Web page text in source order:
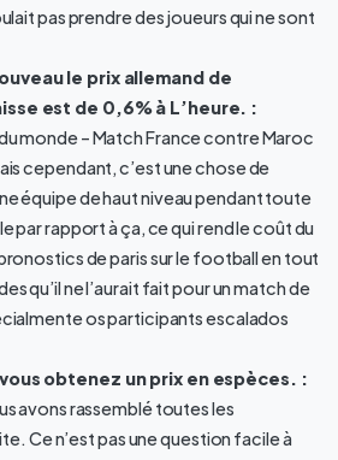
pas prendre des joueurs qui ne sont
le prix allemand de
est de 0,6% à L’heure. :
monde – Match France contre Maroc
cependant, c’est une chose de
équipe de haut niveau pendant toute
par rapport à ça, ce qui rend le coût du
de paris sur le football en tout
qu’il ne l’aurait fait pour un match de
os participants escalados
obtenez un prix en espèces. :
avons rassemblé toutes les
Ce n’est pas une question facile à